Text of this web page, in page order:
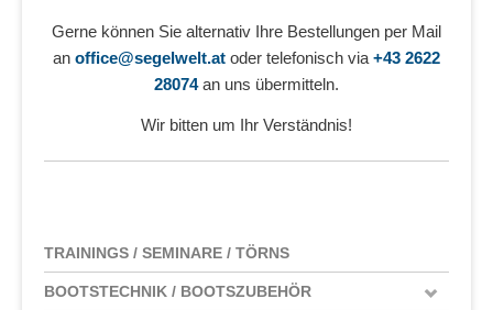
Gerne können Sie alternativ Ihre Bestellungen per Mail
an office@segelwelt.at oder telefonisch via +43 2622
28074an uns übermitteln.
Wir bitten um Ihr Verständnis!
TRAININGS / SEMINARE / TÖRNS
BOOTSTECHNIK / BOOTSZUBEHÖR